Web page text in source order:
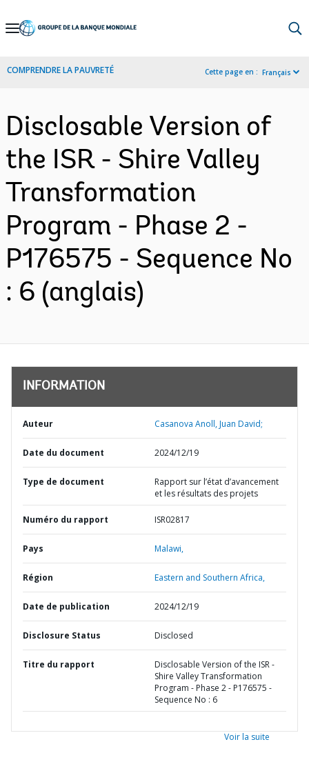
Skip
Navigation
COMPRENDRE LA PAUVRETÉ Cette page en : Français
Disclosable Version of
the ISR - Shire Valley
Transformation
Program - Phase 2 -
P176575 - Sequence No
: 6 (anglais)
INFORMATION
Auteur Casanova Anoll, Juan David;
Date du document 2024/12/19
Type de document
Rapport sur l’état d’avancement
et les résultats des projets
Numéro du rapport ISR02817
Pays Malawi,
Région Eastern and Southern Africa,
Date de publication 2024/12/19
Disclosure Status Disclosed
Titre du rapport
Disclosable Version of the ISR -
Shire Valley Transformation
Program - Phase 2 - P176575 -
Sequence No : 6
Voir la suite